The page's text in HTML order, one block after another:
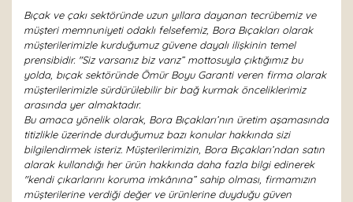
Bıçak ve çakı sektöründe uzun yıllara dayanan tecrübemiz ve
müşteri memnuniyeti odaklı felsefemiz, Bora Bıçakları olarak
müşterilerimizle kurduğumuz güvene dayalı ilişkinin temel
prensibidir. "Siz varsanız biz varız” mottosuyla çıktığımız bu
yolda, bıçak sektöründe Ömür Boyu Garanti veren firma olarak
müşterilerimizle sürdürülebilir bir bağ kurmak önceliklerimiz
arasında yer almaktadır.
Bu amaca yönelik olarak, Bora Bıçakları’nın üretim aşamasında
titizlikle üzerinde durduğumuz bazı konular hakkında sizi
bilgilendirmek isteriz. Müşterilerimizin, Bora Bıçakları’ndan satın
alarak kullandığı her ürün hakkında daha fazla bilgi edinerek
"kendi çıkarlarını koruma imkânına” sahip olması, firmamızın
müşterilerine verdiği değer ve ürünlerine duyduğu güven